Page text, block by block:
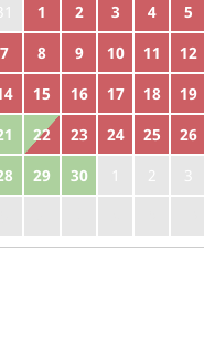
1 2 3 4 5
7
8 9 10 11 12
15 16 17 18 19
22 23 24 25 26
29 30 2 3